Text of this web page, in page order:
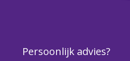
Persoonlijk advies?